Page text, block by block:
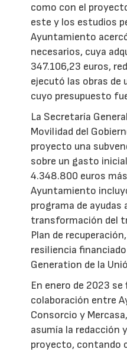
como con el
este y los estudios
Ayuntamiento
necesarios, cuya
347.106,23 euros,
ejecutó las obras de
cuyo presupuesto
La Secretaría
Movilidad del
proyecto una
sobre un gasto
4.348.800 euros
Ayuntamiento
programa de ayudas
transformación del
Plan de
resiliencia
Generation de la
En enero de 2023
colaboración entre
Consorcio y
asumía la redacción
proyecto, contando